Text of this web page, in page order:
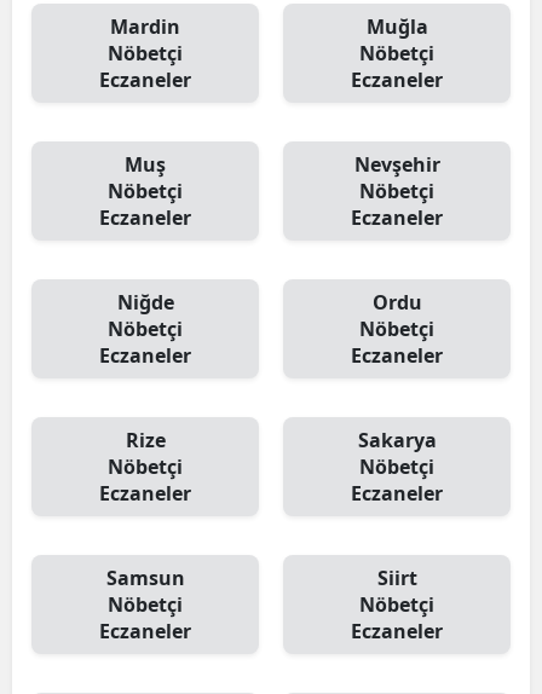
Mardin
Nöbetçi
Eczaneler
Muğla
Nöbetçi
Eczaneler
Muş
Nöbetçi
Eczaneler
Nevşehir
Nöbetçi
Eczaneler
Niğde
Nöbetçi
Eczaneler
Ordu
Nöbetçi
Eczaneler
Rize
Nöbetçi
Eczaneler
Sakarya
Nöbetçi
Eczaneler
Samsun
Nöbetçi
Eczaneler
Siirt
Nöbetçi
Eczaneler